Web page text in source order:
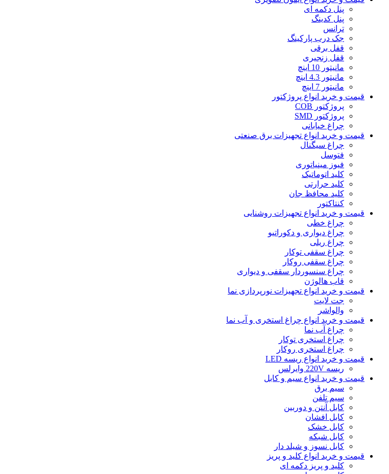
پنل دکمه‌ ای
پنل کدینگ
ترانس
جک درب پارکینگ
قفل برقی
قفل زنجیری
مانیتور 10 اینچ
مانیتور 4.3 اینچ
مانیتور 7 اینچ
قیمت و خرید انواع پروژکتور
پروژکتور COB
پروژکتور SMD
چراغ خیابانی
قیمت و خرید انواع تجهیزات برق صنعتی
چراغ سیگنال
فتوسل
فیوز مینیاتوری
کلید اتوماتیک
کلید حرارتی
کلید محافظ جان
کنتاکتور
قیمت و خرید انواع تجهیزات روشنایی
چراغ خطی
چراغ دیواری و دکوراتیو
چراغ ریلی
چراغ سقفی توکار
چراغ سقفی روکار
چراغ سنسوردار سقفی و دیواری
قاب هالوژن
قیمت و خرید انواع تجهیزات نورپردازی نما
جت لایت
والواشر
قیمت و خرید انواع چراغ استخری و آب نما
چراغ آب نما
چراغ استخری توکار
چراغ استخری روکار
قیمت و خرید انواع ریسه LED
ریسه 220V وایرلس
قیمت و خرید انواع سیم و کابل
سیم برق
سیم تلفن
کابل آنتن و دوربین
کابل افشان
کابل خشک
کابل شبکه
کابل نسوز و شیلد دار
قیمت و خرید انواع کلید و پریز
کلید و پریز دکمه‌ ای